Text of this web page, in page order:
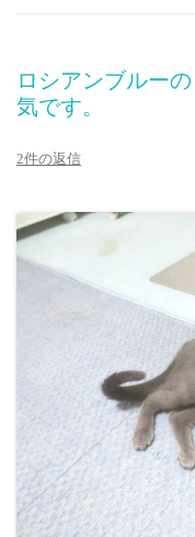
ロシアンブルー
気です。
2件の返信